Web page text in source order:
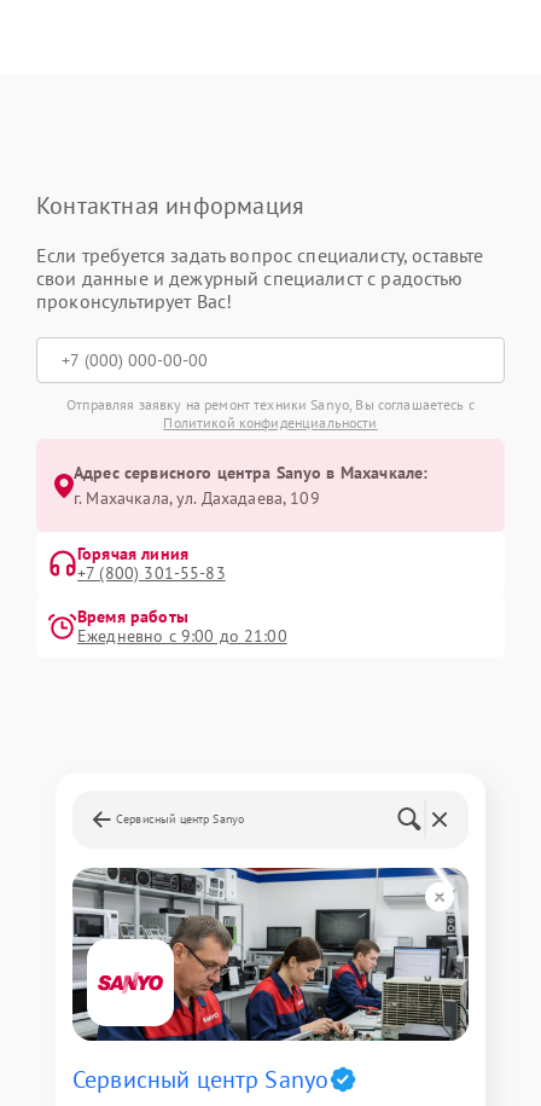
Контактная информация
Если требуется задать вопрос специалисту, оставьте
свои данные и дежурный специалист с радостью
проконсультирует Вас!
Отправляя заявку на ремонт техники Sanyo, Вы соглашаетесь с
Политикой конфиденциальности
Адрес сервисного центра Sanyo в Махачкале:
г. Махачкала, ул. Дахадаева, 109
Горячая линия
+7 (800) 301-55-83
Время работы
Ежедневно с 9:00 до 21:00
Сервисный центр Sanyo
Сервисный центр Sanyo